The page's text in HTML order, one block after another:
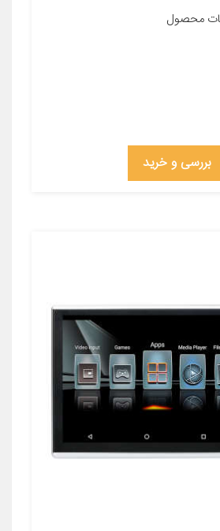
محصول
بررسی و خرید